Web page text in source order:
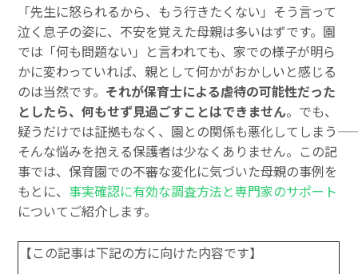
「先生に怒られるから、もう行きたくない」そう言って
泣く息子の姿に、不安を覚えた母親は多いはずです。園
では「何も問題ない」と言われても、家での様子が明ら
かに変わっていれば、親として何かがおかしいと感じる
のは当然です。 それが保育士による虐待の可能性だった
としたら、何もせず見過ごすことはできません。でも、
疑うだけでは証拠もなく、園との関係も悪化してしまう――
そんな悩みを抱える保護者は少なくありません。この記
事では、保育園での不審な変化に気づいた母親の事例を
もとに、 事実確認に有効な調査方法と専門家のサポート
についてご紹介します。
【この記事は下記の方に向けた内容です】